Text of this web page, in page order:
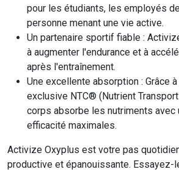
pour les étudiants, les employés
personne menant une vie active.
Un partenaire sportif fiable :
à augmenter l'endurance et à
après l'entraînement.
Une excellente absorption : Grâce
exclusive NTC® (Nutrient
corps absorbe les nutriments avec
efficacité maximales.
Activize Oxyplus est votre pas
productive et épanouissante. Essayez-